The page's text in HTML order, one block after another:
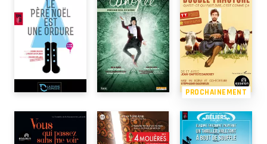
PROCHAINEMENT